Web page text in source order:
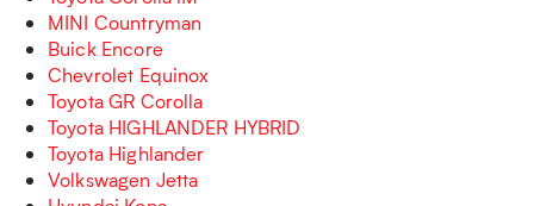
MINI Countryman
Buick Encore
Chevrolet Equinox
Toyota GR Corolla
Toyota HIGHLANDER HYBRID
Toyota Highlander
Volkswagen Jetta